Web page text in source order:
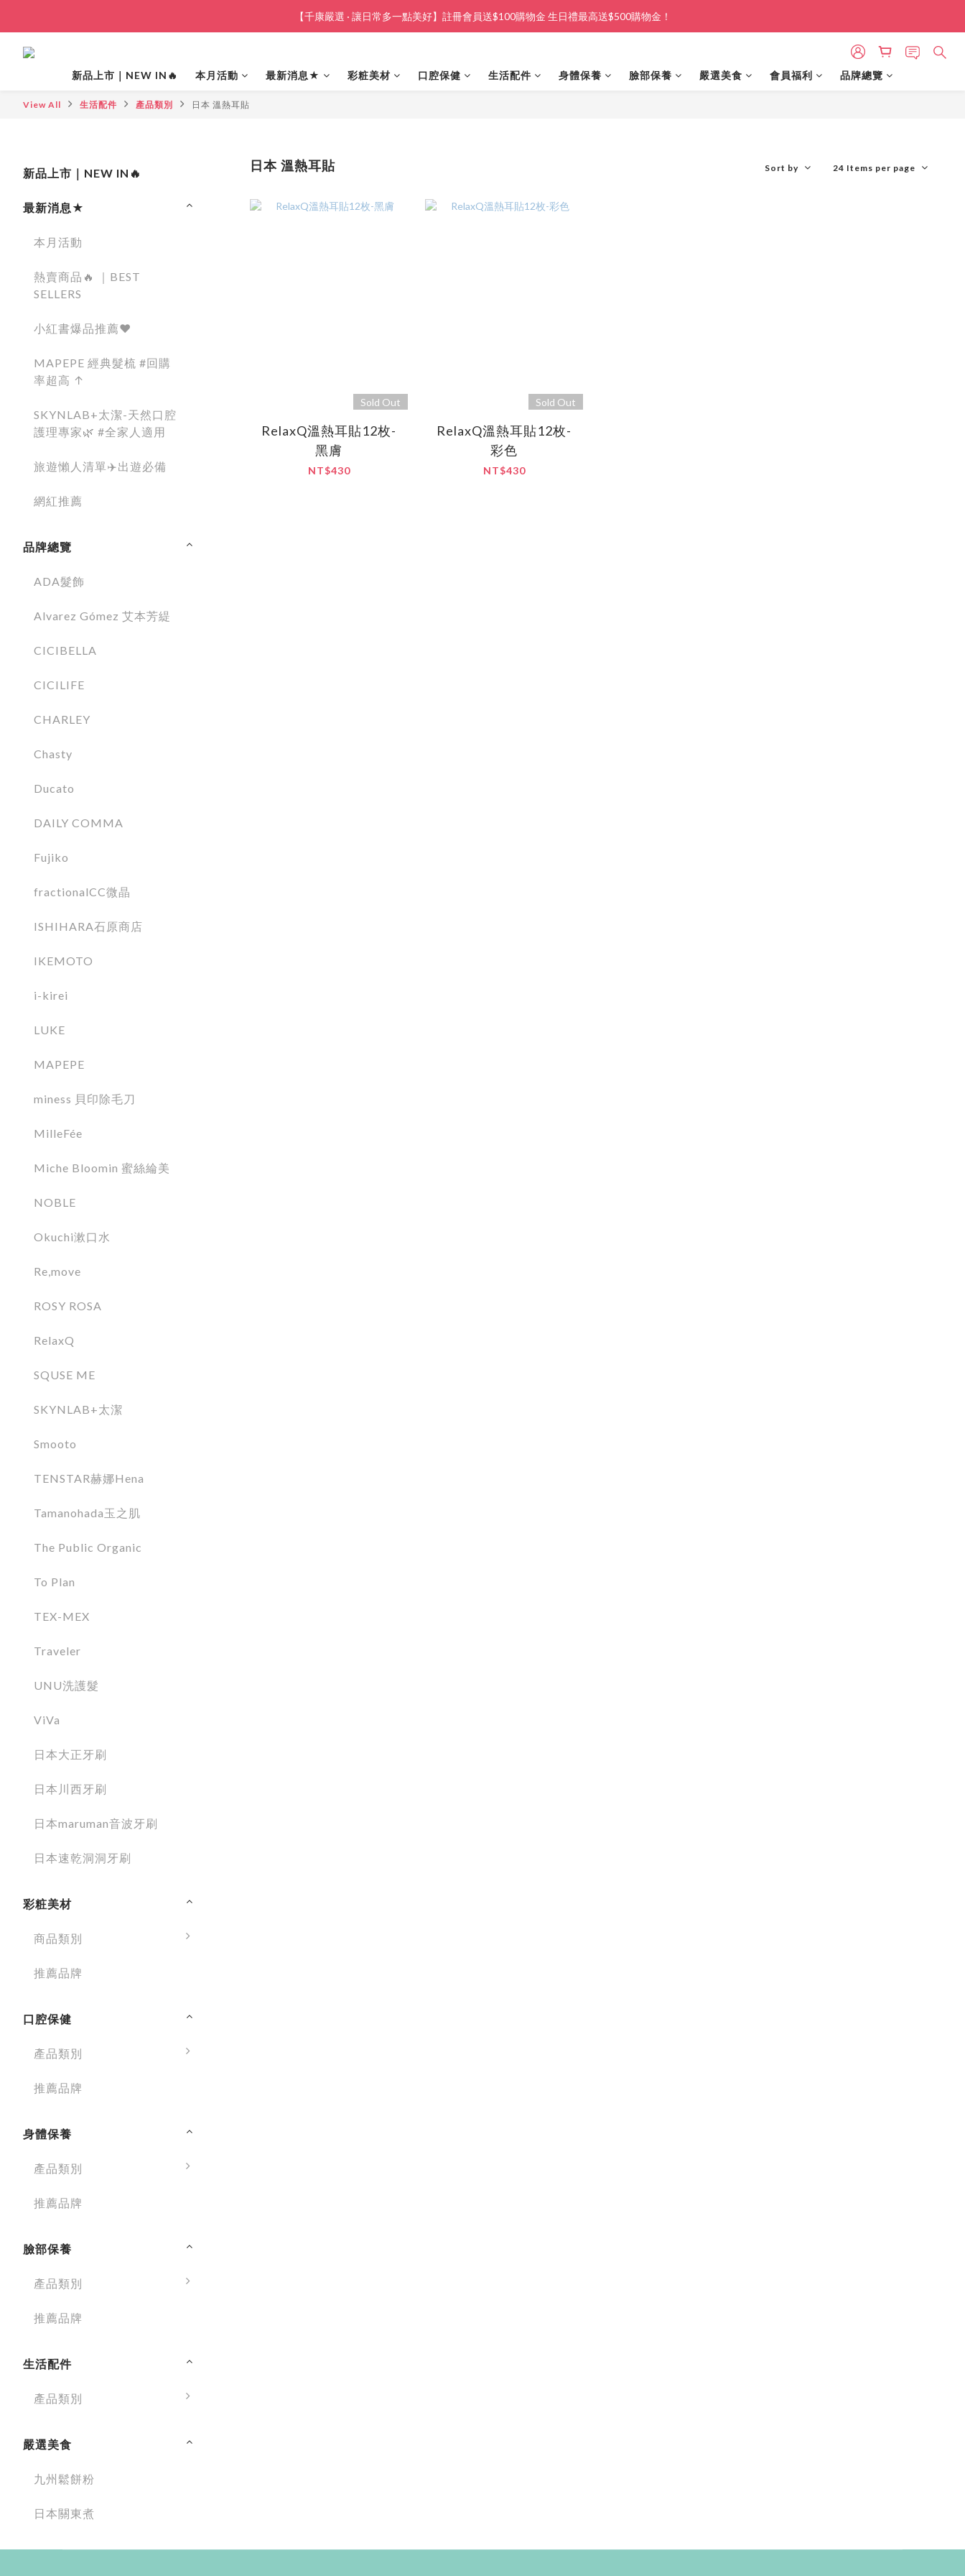
【千康嚴選 · 讓日常多一點美好】註冊會員送$100購物金 生日禮最高送$500購物金！
新品上市｜NEW IN🔥 本月活動 最新消息★ 彩粧美材 口腔保健 生活配件 身體保養 臉部保養 嚴選美食 會員福利 品牌總覽
View All 生活配件 產品類別 日本 溫熱耳貼
新品上市｜NEW IN🔥
最新消息★
本月活動
熱賣商品🔥 ｜BEST
SELLERS
小紅書爆品推薦❤️
MAPEPE 經典髮梳 #回購
率超高 ↑
SKYNLAB+太潔-天然口腔
護理專家🌿 #全家人適用
旅遊懶人清單✈️出遊必備
網紅推薦
品牌總覽
ADA髮飾
Alvarez Gómez 艾本芳緹
CICIBELLA
CICILIFE
CHARLEY
Chasty
Ducato
DAILY COMMA
Fujiko
fractionalCC微晶
ISHIHARA石原商店
IKEMOTO
i-kirei
LUKE
MAPEPE
miness 貝印除毛刀
MilleFée
Miche Bloomin 蜜絲綸美
NOBLE
Okuchi漱口水
Re,move
ROSY ROSA
RelaxQ
SQUSE ME
SKYNLAB+太潔
Smooto
TENSTAR赫娜Hena
Tamanohada玉之肌
The Public Organic
To Plan
TEX-MEX
Traveler
UNU洗護髮
ViVa
日本大正牙刷
日本川西牙刷
日本maruman音波牙刷
日本速乾洞洞牙刷
彩粧美材
商品類別
推薦品牌
口腔保健
產品類別
推薦品牌
身體保養
產品類別
推薦品牌
臉部保養
產品類別
推薦品牌
生活配件
產品類別
嚴選美食
九州鬆餅粉
日本關東煮
日本 溫熱耳貼 Sort by 24 Items per page
Sold Out
RelaxQ溫熱耳貼12枚-
黑膚
NT$430
Sold Out
RelaxQ溫熱耳貼12枚-
彩色
NT$430